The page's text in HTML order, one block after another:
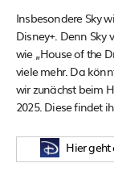
Insbesondere Sky
Disney+. Denn Sky
wie „House of the
viele mehr. Da
wir zunächst beim
2025. Diese findet
Hier